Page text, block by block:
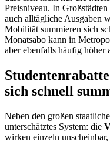
Preisniveau. In
auch alltägliche Ausgaben
Mobilität summieren sich
Monatsabo kann in
aber ebenfalls häufig höher
sich schnell
Neben den großen
unterschätztes System: die
wirken einzeln